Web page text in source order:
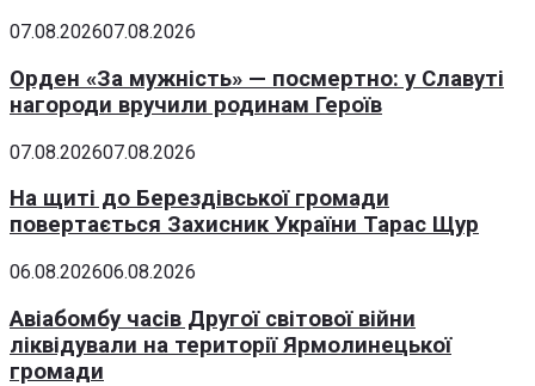
07.08.202607.08.2026
Орден «За мужність» — посмертно: у Славуті
нагороди вручили родинам Героїв
07.08.202607.08.2026
На щиті до Берездівської громади
повертається Захисник України Тарас Щур
06.08.202606.08.2026
Авіабомбу часів Другої світової війни
ліквідували на території Ярмолинецької
громади